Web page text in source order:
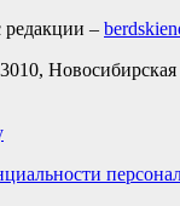
редакции –
Новосибирская